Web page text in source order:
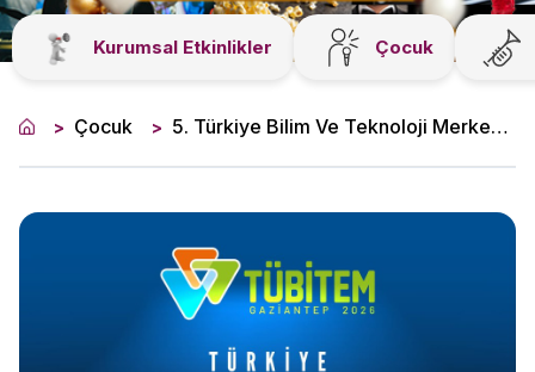
Kurumsal Etkinlikler Çocuk
> Çocuk > 5. Türkiye Bilim Ve Teknoloji Merkezleri Zirvesi (Tübi̇tem 2026)